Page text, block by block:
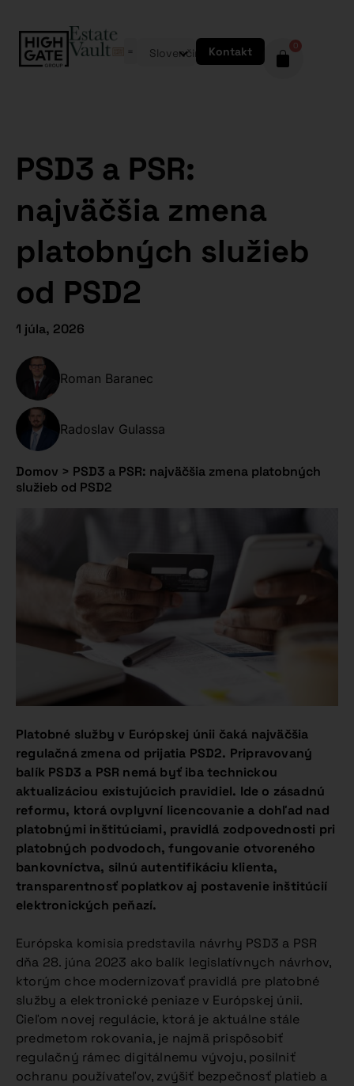
Slovenčina Kontakt 0
PSD3 a PSR:
najväčšia zmena
platobných služieb
od PSD2
1 júla, 2026
Roman Baranec
Radoslav Gulassa
Domov > PSD3 a PSR: najväčšia zmena platobných
služieb od PSD2
Platobné služby v Európskej únii čaká najväčšia
regulačná zmena od prijatia PSD2. Pripravovaný
balík PSD3 a PSR nemá byť iba technickou
aktualizáciou existujúcich pravidiel. Ide o zásadnú
reformu, ktorá ovplyvní licencovanie a dohľad nad
platobnými inštitúciami, pravidlá zodpovednosti pri
platobných podvodoch, fungovanie otvoreného
bankovníctva, silnú autentifikáciu klienta,
transparentnosť poplatkov aj postavenie inštitúcií
elektronických peňazí.
Európska komisia predstavila návrhy PSD3 a PSR
dňa 28. júna 2023 ako balík legislatívnych návrhov,
ktorým chce modernizovať pravidlá pre platobné
služby a elektronické peniaze v Európskej únii.
Cieľom novej regulácie, ktorá je aktuálne stále
predmetom rokovania, je najmä prispôsobiť
regulačný rámec digitálnemu vývoju, posilniť
ochranu používateľov, zvýšiť bezpečnosť platieb a